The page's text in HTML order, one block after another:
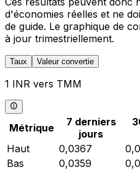
d'économies réelles et ne
de guide. Le graphique de
à jour trimestriellement.
Taux Valeur convertie
1 INR vers TMM
Métrique
7 derniers
jours
Haut
0,0367
Bas
0,0359